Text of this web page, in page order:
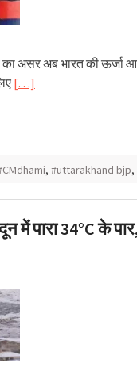
का असर अब भारत की ऊर्जा
[…]
, #uttarakhand bjp,
में पारा 34°C के